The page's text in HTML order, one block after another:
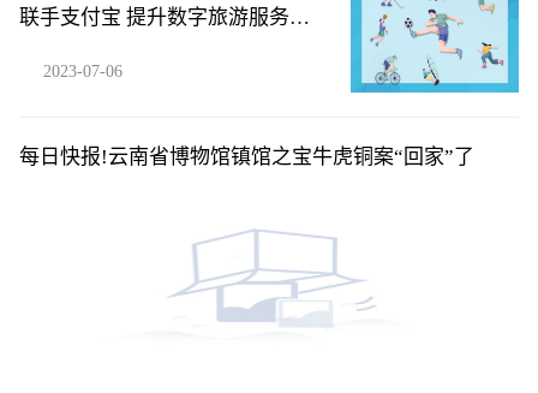
联手支付宝 提升数字旅游服务体
2023-07-06
每日快报!云南省博物馆镇馆之宝牛虎铜案“回家”了